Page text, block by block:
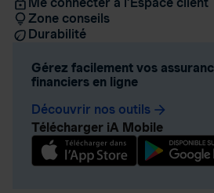
Zone conseils
Durabilité
Gérez facilement vos
financiers en ligne
Découvrir nos outils arrow_forward
Télécharger iA Mobile